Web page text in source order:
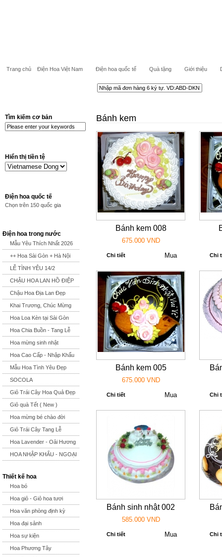
Trang chủ Điện Hoa Việt Nam Điện hoa quốc tế Quà tặng Giới thiệu
Tìm kiếm cơ bản
Hiển thị tiền tệ
Điện hoa quốc tế
Chọn trên 150 quốc gia
Điện hoa trong nước
Mẫu Yêu Thích Nhất 2026
++ Hoa Sài Gòn + Hà Nội
LỄ TÌNH YÊU 14/2
CHẬU HOA LAN HỒ ĐIỆP
Chậu Hoa Địa Lan Đẹp
Khai Trương, Chúc Mừng
Hoa Loa Kèn tại Sài Gòn
Hoa Chia Buồn - Tang Lễ
Hoa mừng sinh nhật
Hoa Cao Cấp - Nhập Khẩu
Mẫu Hoa Tình Yêu Đẹp
SOCOLA
Giỏ Trái Cây Hoa Quả Đẹp
Giỏ quà Tết ( New )
Hoa mừng bé chào đời
Giỏ Trái Cây Tang Lễ
Hoa Lavender - Oải Hương
HOA NHẬP KHẨU - NGOẠI
Thiết kế hoa
Hoa bó
Hoa giỏ - Giỏ hoa tươi
Hoa văn phòng định kỳ
Hoa đại sảnh
Hoa sự kiện
Hoa Phương Tây
Bánh kem
Bánh kem 008
675.000 VND
Chi tiết Chi
Bánh kem 005
675.000 VND
Chi tiết Chi
Bánh sinh nhật 002
585.000 VND
Chi tiết Chi